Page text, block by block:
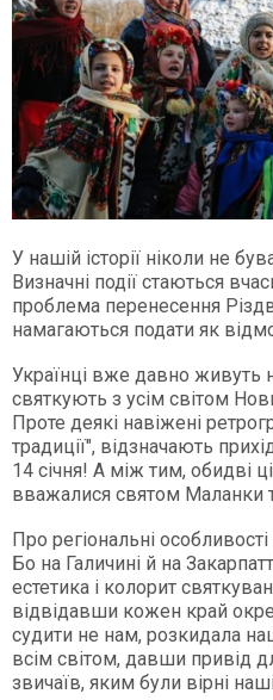
У нашій історії ніколи не
Визначні події стаються
проблема перенесення
намагаються подати як
Українці вже давно живуть
святкують з усім світом
Проте деякі навіжені
традиції", відзначають
14 січня! А між тим, обидві
вважалися святом Маланки
Про регіональні
Бо на Галичині й на
естетика і колорит
відвідавши кожен край
судити не нам, розкидала
всім світом, давши привід
звичаїв, яким були вірні